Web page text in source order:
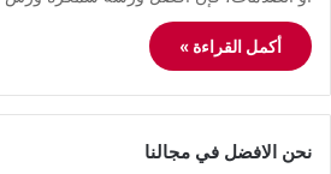
أكمل القراءة »
نحن الافضل في مجالنا